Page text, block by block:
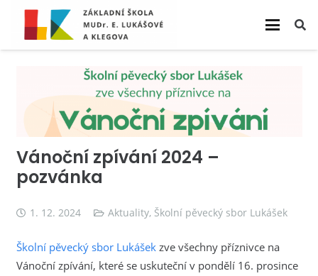
Vánoční zpívání 2024 –
pozvánka
1. 12. 2024 Aktuality, Školní pěvecký sbor Lukášek
Školní pěvecký sbor Lukášekzve všechny příznivce na
Vánoční zpívání, které se uskuteční v pondělí 16. prosince